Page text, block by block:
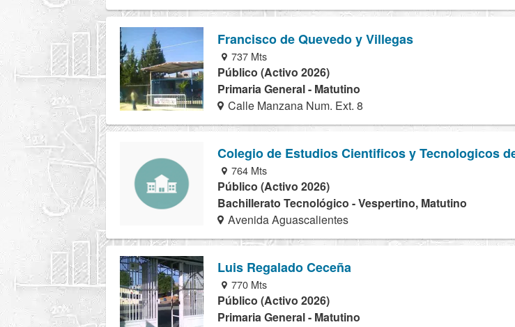
Francisco de Quevedo y Villegas
737 Mts
Público (Activo 2026)
Primaria General - Matutino
Calle Manzana Num. Ext. 8
Colegio de Estudios Cientificos y Tecnologicos
764 Mts
Público (Activo 2026)
Bachillerato Tecnológico - Vespertino, Matutino
Avenida Aguascalientes
Luis Regalado Ceceña
770 Mts
Público (Activo 2026)
Primaria General - Matutino